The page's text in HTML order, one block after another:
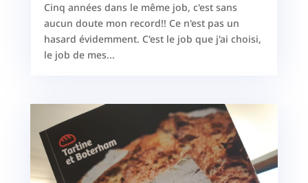
Cinq années dans le même job, c'est sans
aucun doute mon record!! Ce n'est pas un
hasard évidemment. C'est le job que j'ai choisi,
le job de mes...